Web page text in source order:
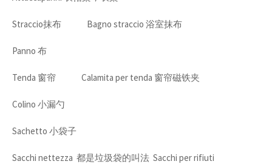
Straccio抹布 Bagno straccio 浴室抹布
Panno 布
Tenda 窗帘 Calamita per tenda 窗帘磁铁夹
Colino 小漏勺
Sachetto 小袋子
Sacchi nettezza 都是垃圾袋的叫法 Sacchi per rifiuti